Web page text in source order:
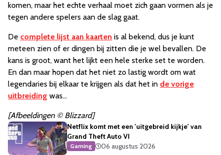
komen, maar het echte verhaal moet zich gaan vormen als je
tegen andere spelers aan de slag gaat.
De complete lijst aan kaarten is al bekend, dus je kunt
meteen zien of er dingen bij zitten die je wel bevallen. De
kans is groot, want het lijkt een hele sterke set te worden.
En dan maar hopen dat het niet zo lastig wordt om wat
legendaries bij elkaar te krijgen als dat het in de vorige
uitbreiding was...
[Afbeeldingen © Blizzard]
Netflix komt met een 'uitgebreid kijkje' van
Grand Theft Auto VI
Gaming
06 augustus 2026